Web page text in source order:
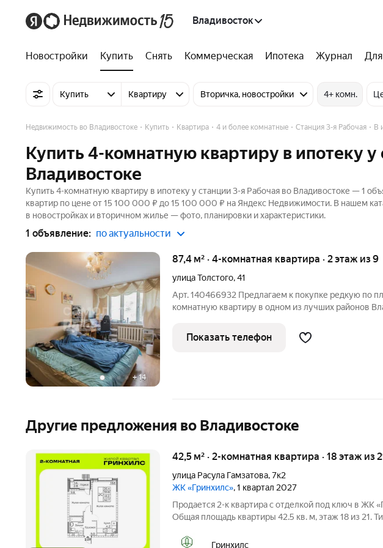
Владивосток
Новостройки Купить Снять Коммерческая Ипотека Журнал
Купить Квартиру Вторичка, новостройки 4+ комн.
Недвижимость во Владивостоке Купить Квартира 4 и более комнатные Станция 3-я Рабочая В
Купить 4-комнатную квартиру в ипотеку у
Владивостоке
Купить 4-комнатную квартиру в ипотеку у станции 3-я Рабочая во Владивостоке — 1
квартир по цене от 15 100 000 ₽ до 15 100 000 ₽ на Яндекс Недвижимости. В нашем
в новостройках и вторичном жилье — фото, планировки и характеристики.
1 объявление: по актуальности
+14
87,4 м² · 4-комнатная квартира · 2 этаж из 9
улица Толстого,41
Арт. 140466932 Предлагаем к покупке редкую по
комнатную квартиру в одном из лучших районов
выходят на обе стороны дома, обеспечивая хорошее
проветривание и
Показать телефон
Другие предложения во Владивостоке
42,5 м² · 2-комнатная квартира · 18 этаж из
улица Расула Гамзатова,7к2
ЖК «Гринхилс», 1 квартал 2027
Продается 2-к квартира с отделкой под ключ в ЖК
Общая площадь квартиры 42.5 кв. м, этаж 18 из 21. Тип дома
жилой квартал комфорт-класса в выгодной локации
Гринхилс